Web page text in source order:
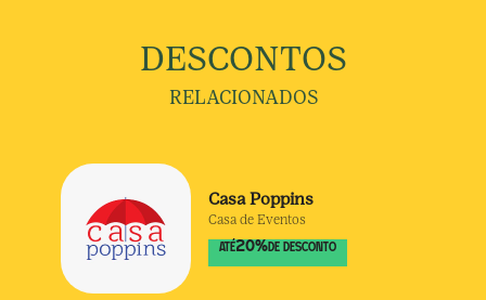
DESCONTOS
RELACIONADOS
Casa Poppins
Casa de Eventos
ATÉ20% DE DESCONTO